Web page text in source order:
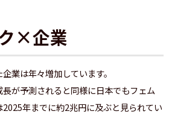
×企業
業は年々増加しています。
が予測されると同様に日本でもフェム
年までに約2兆円に及ぶと見られてい